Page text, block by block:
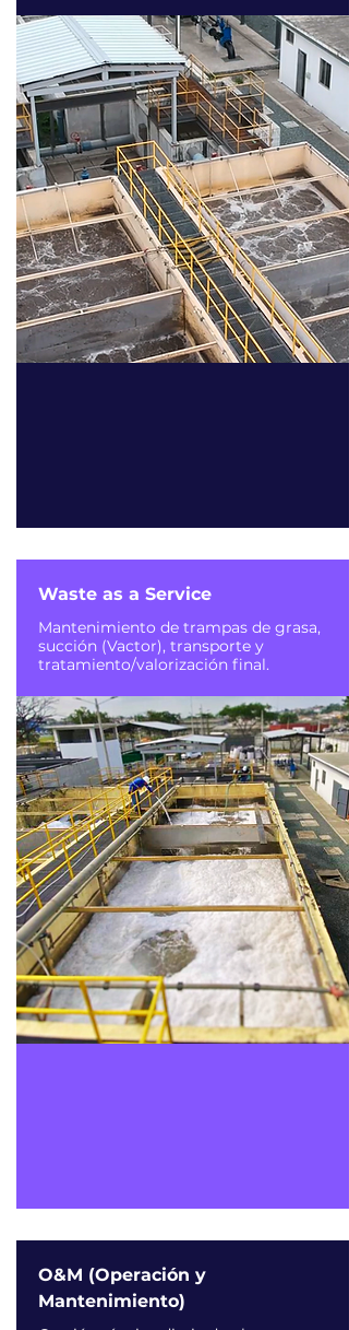
Waste as a Service
Mantenimiento de trampas de grasa,
succión (Vactor), transporte y
tratamiento/valorización final.
O&M (Operación y
Mantenimiento)